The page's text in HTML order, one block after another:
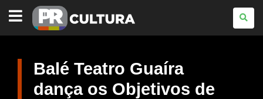
PARANÁ
CULTURA
Balé Teatro Guaíra
dança os Objetivos de